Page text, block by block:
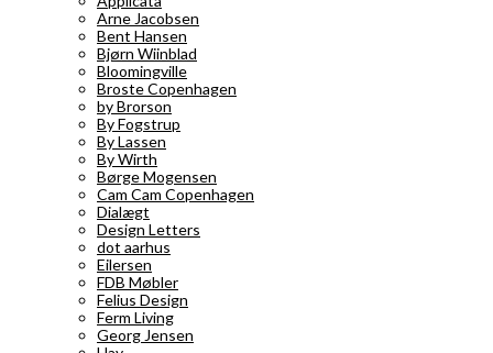
Arne Jacobsen
Bent Hansen
Bjørn Wiinblad
Bloomingville
Broste Copenhagen
by Brorson
By Fogstrup
By Lassen
By Wirth
Børge Mogensen
Cam Cam Copenhagen
Dialægt
Design Letters
dot aarhus
Eilersen
FDB Møbler
Felius Design
Ferm Living
Georg Jensen